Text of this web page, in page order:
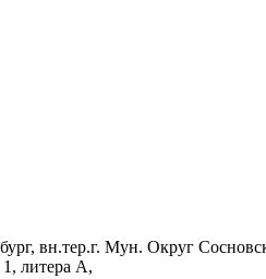
вн.тер.г. Мун. Округ
литера А,